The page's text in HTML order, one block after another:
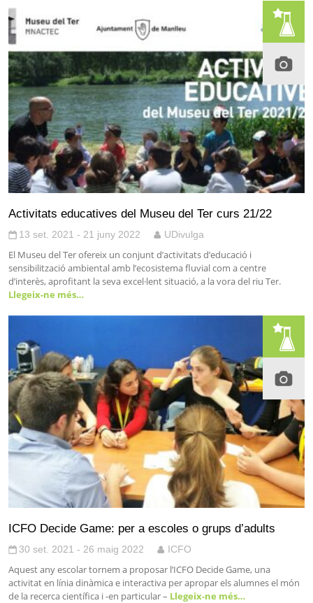
Activitats educatives del Museu del Ter curs 21/22
13 set. 2021 - 21 juny 2022 UDivulga
El Museu del Ter ofereix un conjunt d’activitats d’educació i
sensibilització ambiental amb l’ecosistema fluvial com a centre
d’interès, aprofitant la seva excel·lent situació, a la vora del riu Ter.
Llegeix-ne més…
ICFO Decide Game: per a escoles o grups d’adults
30 set. 2021 - 26 maig 2022 ICFO
Aquest any escolar tornem a proposar l’ICFO Decide Game, una
activitat en línia dinàmica e interactiva per apropar els alumnes el món
de la recerca científica i -en particular – Llegeix-ne més…